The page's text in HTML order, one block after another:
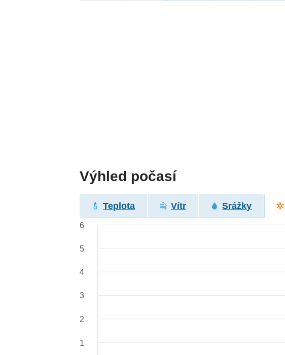
Výhled počasí
Teplota Vítr Srážky
6
5
4
3
2
1